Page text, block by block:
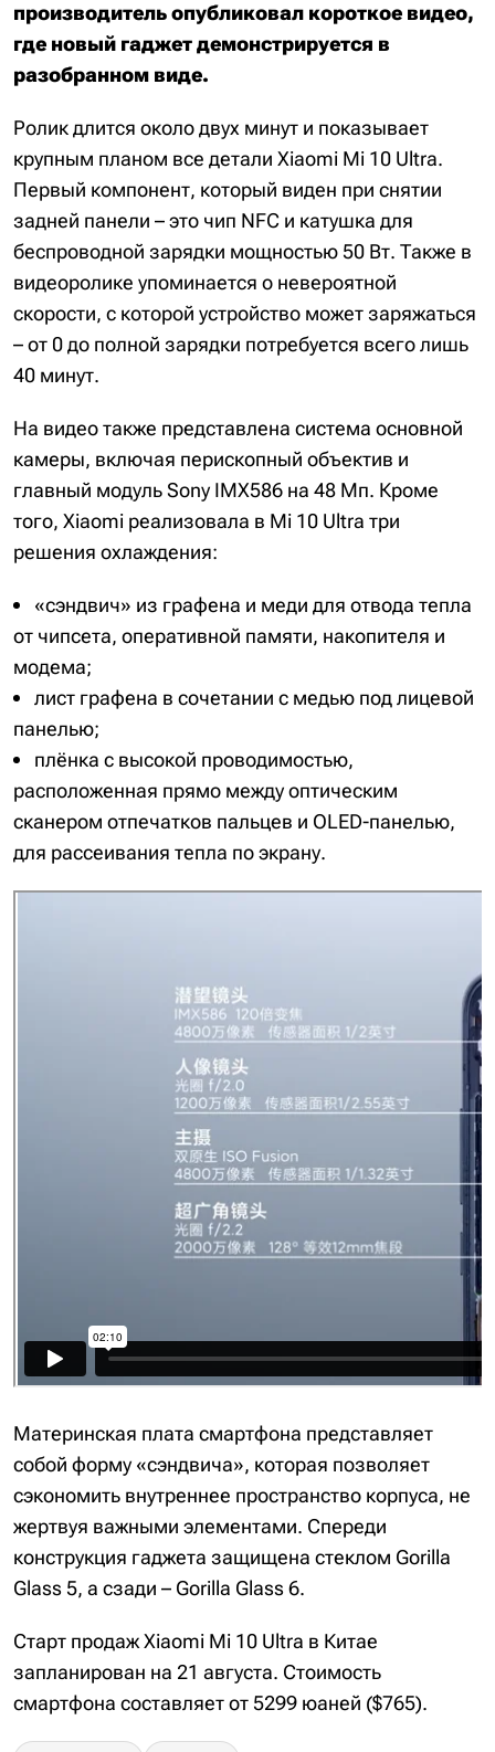
производитель опубликовал короткое видео,
где новый гаджет демонстрируется в
разобранном виде.
Ролик длится около двух минут и показывает
крупным планом все детали Xiaomi Mi 10 Ultra.
Первый компонент, который виден при снятии
задней панели – это чип NFC и катушка для
беспроводной зарядки мощностью 50 Вт. Также в
видеоролике упоминается о невероятной
скорости, с которой устройство может заряжаться
– от 0 до полной зарядки потребуется всего лишь
40 минут.
На видео также представлена ​​система основной
камеры, включая перископный объектив и
главный модуль Sony IMX586 на 48 Мп. Кроме
того, Xiaomi реализовала в Mi 10 Ultra три
решения охлаждения:
«сэндвич» из графена и меди для отвода тепла
от чипсета, оперативной памяти, накопителя и
модема;
лист графена в сочетании с медью под лицевой
панелью;
плёнка с высокой проводимостью,
расположенная прямо между оптическим
сканером отпечатков пальцев и OLED-панелью,
для рассеивания тепла по экрану.
Материнская плата смартфона представляет
собой форму «сэндвича», которая позволяет
сэкономить внутреннее пространство корпуса, не
жертвуя важными элементами. Спереди
конструкция гаджета защищена стеклом Gorilla
Glass 5, а сзади – Gorilla Glass 6.
Старт продаж Xiaomi Mi 10 Ultra в Китае
запланирован на 21 августа. Стоимость
смартфона составляет от 5299 юаней ($765).